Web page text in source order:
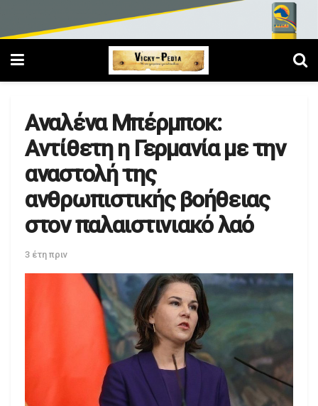
Αναλένα Μπέρμποκ:
Αντίθετη η Γερμανία με την
αναστολή της
ανθρωπιστικής βοήθειας
στον παλαιστινιακό λαό
3 έτη πριν